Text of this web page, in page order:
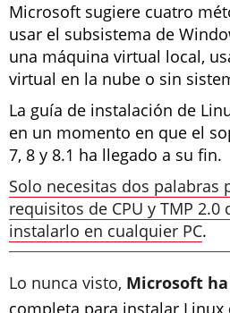
Microsoft sugiere cuatro
usar el subsistema de
una máquina virtual local,
virtual en la nube o sin
La guía de instalación de
en un momento en que el
7, 8 y 8.1 ha llegado a su fin.
Solo necesitas dos palabras
requisitos de CPU y TMP 2.0
instalarlo en cualquier PC.
Lo nunca visto, Microsoft
completa para instalar Linux